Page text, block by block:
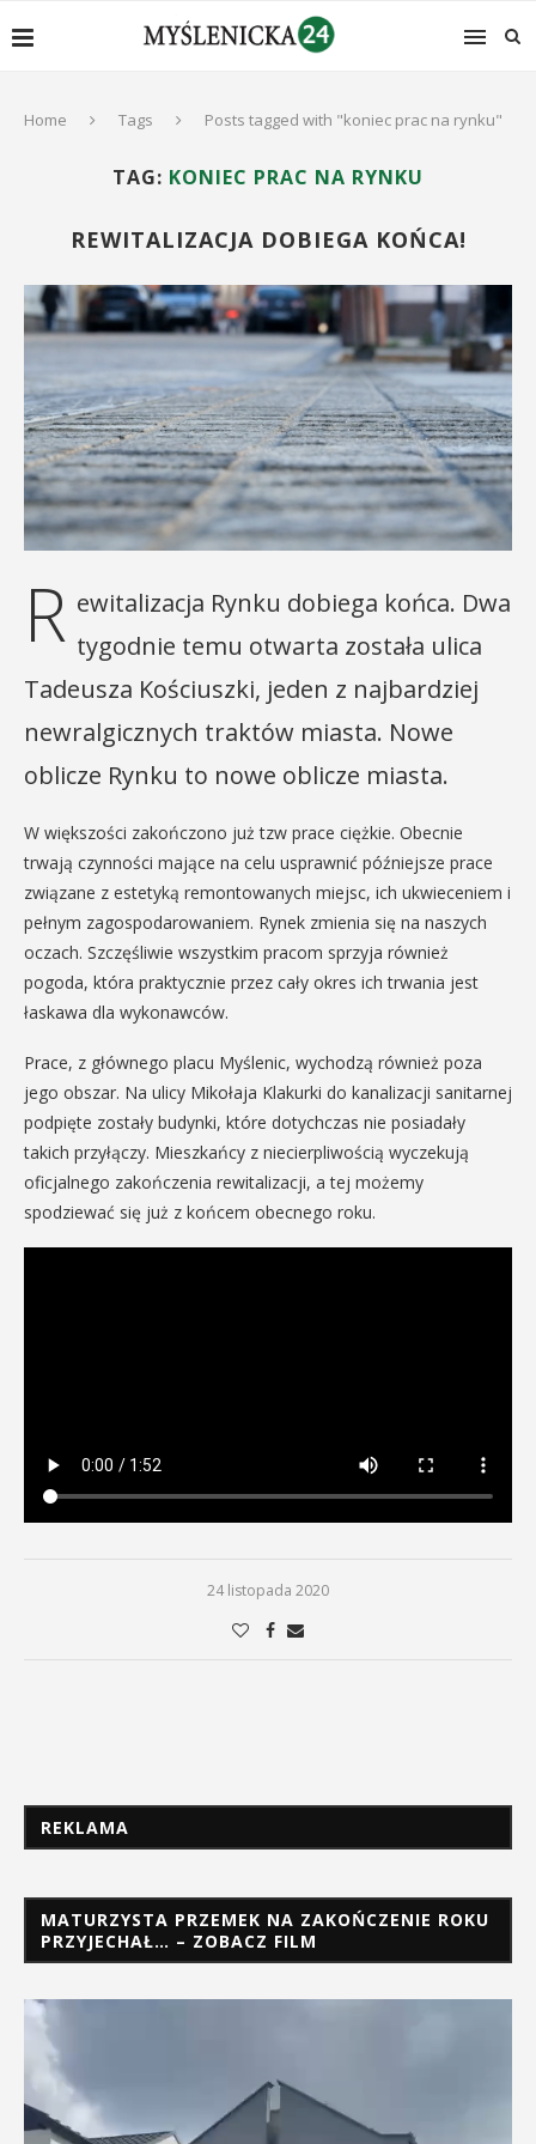
Home Tags Posts tagged with "koniec prac na rynku"
TAG: KONIEC PRAC NA RYNKU
REWITALIZACJA DOBIEGA KOŃCA!
R ewitalizacja Rynku dobiega końca. Dwa
tygodnie temu otwarta została ulica
Tadeusza Kościuszki, jeden z najbardziej
newralgicznych traktów miasta. Nowe
oblicze Rynku to nowe oblicze miasta.
W większości zakończono już tzw prace ciężkie. Obecnie
trwają czynności mające na celu usprawnić późniejsze prace
związane z estetyką remontowanych miejsc, ich ukwieceniem i
pełnym zagospodarowaniem. Rynek zmienia się na naszych
oczach. Szczęśliwie wszystkim pracom sprzyja również
pogoda, która praktycznie przez cały okres ich trwania jest
łaskawa dla wykonawców.
Prace, z głównego placu Myślenic, wychodzą również poza
jego obszar. Na ulicy Mikołaja Klakurki do kanalizacji sanitarnej
podpięte zostały budynki, które dotychczas nie posiadały
takich przyłączy. Mieszkańcy z niecierpliwością wyczekują
oficjalnego zakończenia rewitalizacji, a tej możemy
spodziewać się już z końcem obecnego roku.
24 listopada 2020
REKLAMA
MATURZYSTA PRZEMEK NA ZAKOŃCZENIE ROKU
PRZYJECHAŁ… – ZOBACZ FILM
Odtwarzacz